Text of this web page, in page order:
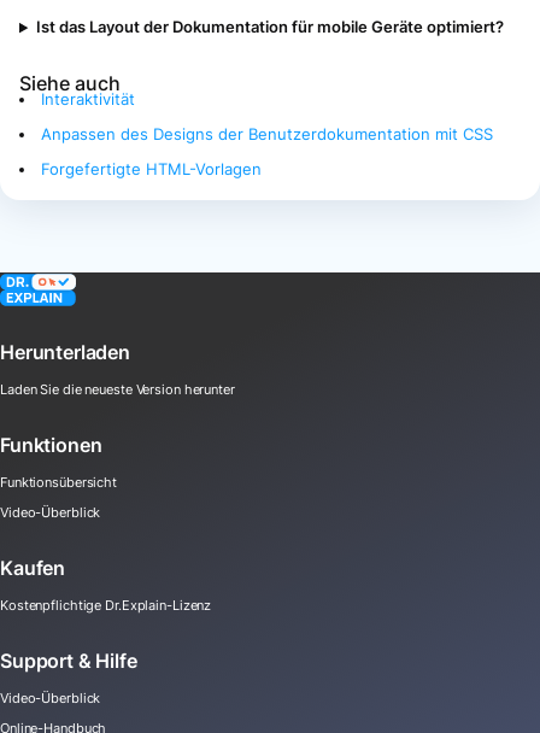
Ist das Layout der Dokumentation für mobile Geräte optimiert?
Siehe auch
Interaktivität
Anpassen des Designs der Benutzerdokumentation mit CSS
Forgefertigte HTML-Vorlagen
Herunterladen
Laden Sie die neueste Version herunter
Funktionen
Funktionsübersicht
Video-Überblick
Kaufen
Kostenpflichtige Dr.Explain-Lizenz
Support & Hilfe
Video-Überblick
Online-Handbuch